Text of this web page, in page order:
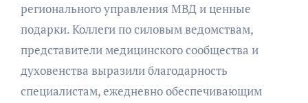
регионального управления МВД и ценные
подарки. Коллеги по силовым ведомствам,
представители медицинского сообщества и
духовенства выразили благодарность
специалистам, ежедневно обеспечивающим